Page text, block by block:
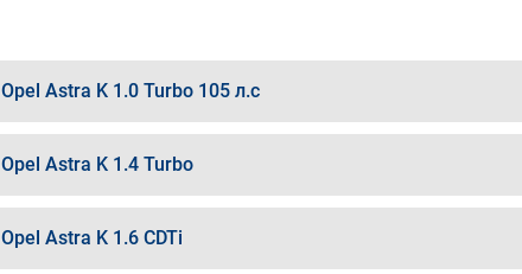
Opel Astra K 1.0 Turbo 105 л.с
Opel Astra K 1.4 Turbo
Opel Astra K 1.6 CDTi